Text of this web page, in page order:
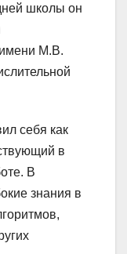
школы он
имени М.В.
себя как
в
В
знания в